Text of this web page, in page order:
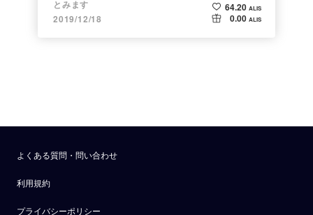
とみます
2019/12/18
64.20 ALIS
0.00 ALIS
よくある質問・問い合わせ
利用規約
プライバシーポリシー